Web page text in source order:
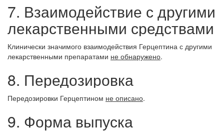
7. Взаимодействие с другими
лекарственными средствами
Клинически значимого взаимодействия Герцептина с другими
лекарственными препаратами не обнаружено.
8. Передозировка
Передозировки Герцептином не описано.
9. Форма выпуска